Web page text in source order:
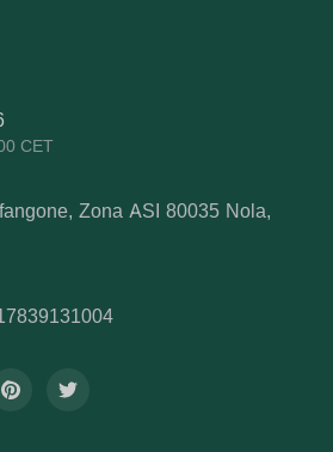
CET
Zona ASI 80035 Nola,